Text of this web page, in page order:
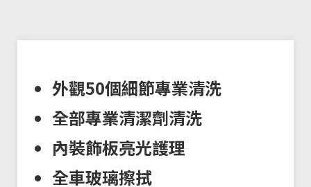
外觀50個細節專業清洗
全部專業清潔劑清洗
內裝飾板亮光護理
全車玻璃擦拭